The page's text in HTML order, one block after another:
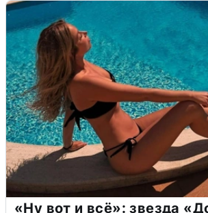
«Ну вот и всё»: звезда